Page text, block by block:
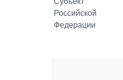
Российской
Федерации